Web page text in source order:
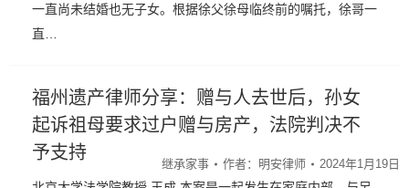
一直尚未结婚也无子女。根据徐父徐母临终前的嘱托，徐哥一
直…
福州遗产律师分享：赠与人去世后，孙女
起诉祖母要求过户赠与房产，法院判决不
予支持
继承家事 作者： 明安律师 2024年1月19日